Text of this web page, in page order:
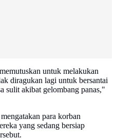
untuk melakukan
diragukan lagi untuk bersantai
sulit akibat gelombang panas,"
para korban
yang sedang bersiap